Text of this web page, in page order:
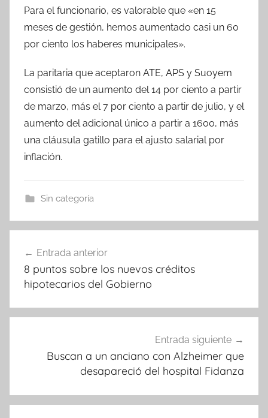
Para el funcionario, es valorable que «en 15
meses de gestión, hemos aumentado casi un 60
por ciento los haberes municipales».
La paritaria que aceptaron ATE, APS y Suoyem
consistió de un aumento del 14 por ciento a partir
de marzo, más el 7 por ciento a partir de julio, y el
aumento del adicional único a partir a 1600, más
una cláusula gatillo para el ajusto salarial por
inflación.
Sin categoría
de
entradas
Entrada anterior
8 puntos sobre los nuevos créditos
hipotecarios del Gobierno
Entrada siguiente
Buscan a un anciano con Alzheimer que
desapareció del hospital Fidanza